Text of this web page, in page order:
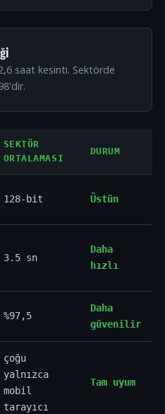
saat kesinti. Sektörde
SEKTÖR
ORTALAMASI
DURUM
128-bit Üstün
3.5 sn
Daha
hızlı
%97,5
Daha
güvenilir
çoğu
yalnızca
mobil
tarayıcı
Tam uyum